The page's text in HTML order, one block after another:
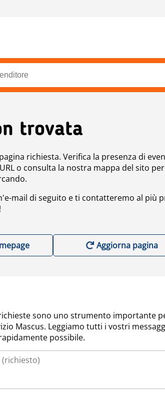
trovata
richiesta. Verifica la presenza di
o consulta la nostra mappa del sito per
mail di seguito e ti contatteremo al più
Aggiorna pagina
sono uno strumento importante
Mascus. Leggiamo tutti i vostri
possibile.